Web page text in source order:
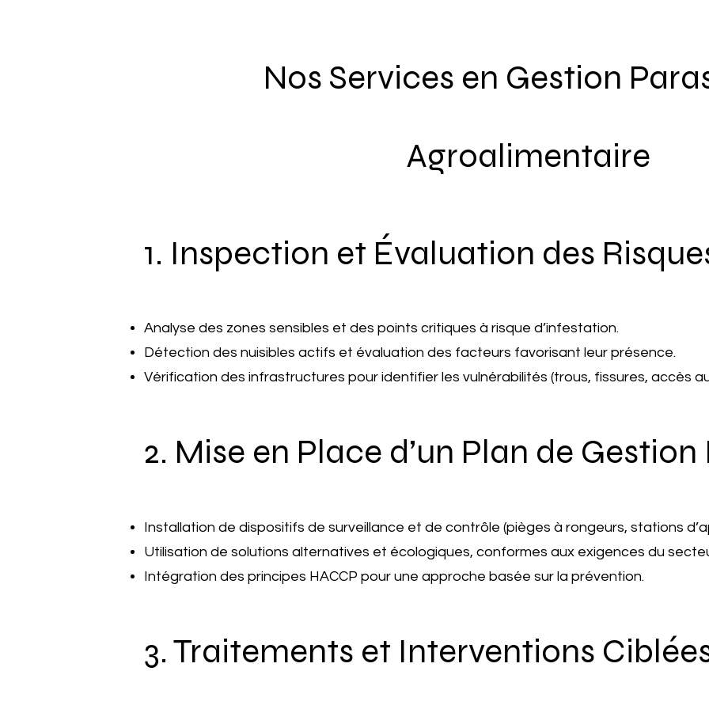
Nos Services en Gestion
Agroalimentaire
1. Inspection et Évaluation des
Analyse des zones sensibles et des points critiques à risque d’infestation.
Détection des nuisibles actifs et évaluation des facteurs favorisant leur présence.
Vérification des infrastructures pour identifier les vulnérabilités (trous, fissures, accès
2. Mise en Place d’un Plan de
Installation de dispositifs de surveillance et de contrôle (pièges à rongeurs, stations
Utilisation de solutions alternatives et écologiques, conformes aux exigences du
Intégration des principes HACCP pour une approche basée sur la prévention.
3. Traitements et Interventions